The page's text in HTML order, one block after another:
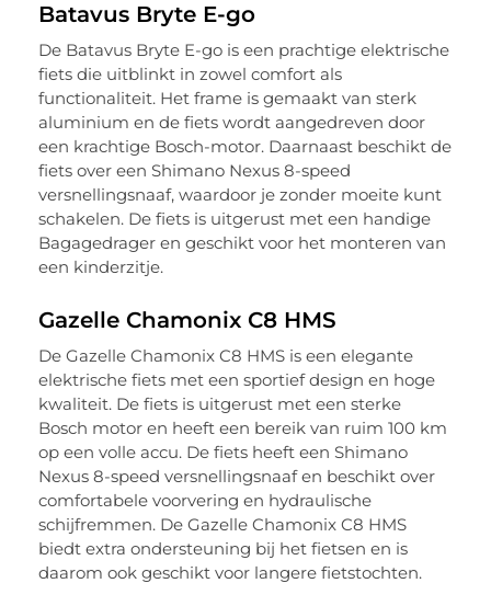
Batavus Bryte E-go
De Batavus Bryte E-go is een prachtige elektrische
fiets die uitblinkt in zowel comfort als
functionaliteit. Het frame is gemaakt van sterk
aluminium en de fiets wordt aangedreven door
een krachtige Bosch-motor. Daarnaast beschikt de
fiets over een Shimano Nexus 8-speed
versnellingsnaaf, waardoor je zonder moeite kunt
schakelen. De fiets is uitgerust met een handige
Bagagedrager en geschikt voor het monteren van
een kinderzitje.
Gazelle Chamonix C8 HMS
De Gazelle Chamonix C8 HMS is een elegante
elektrische fiets met een sportief design en hoge
kwaliteit. De fiets is uitgerust met een sterke
Bosch motor en heeft een bereik van ruim 100 km
op een volle accu. De fiets heeft een Shimano
Nexus 8-speed versnellingsnaaf en beschikt over
comfortabele voorvering en hydraulische
schijfremmen. De Gazelle Chamonix C8 HMS
biedt extra ondersteuning bij het fietsen en is
daarom ook geschikt voor langere fietstochten.